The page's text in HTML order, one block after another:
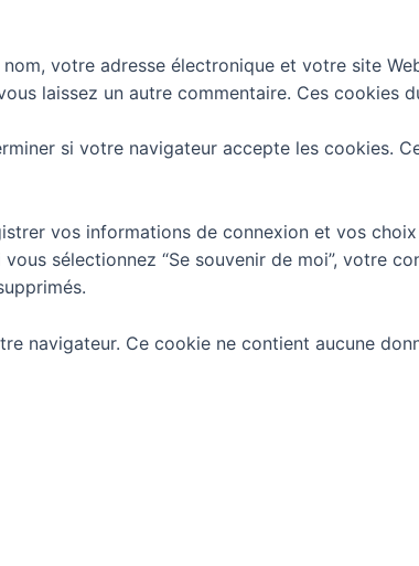
votre adresse électronique et votre site
laissez un autre commentaire. Ces cookies
si votre navigateur accepte les cookies.
vos informations de connexion et vos choix
sélectionnez “Se souvenir de moi”, votre
navigateur. Ce cookie ne contient aucune